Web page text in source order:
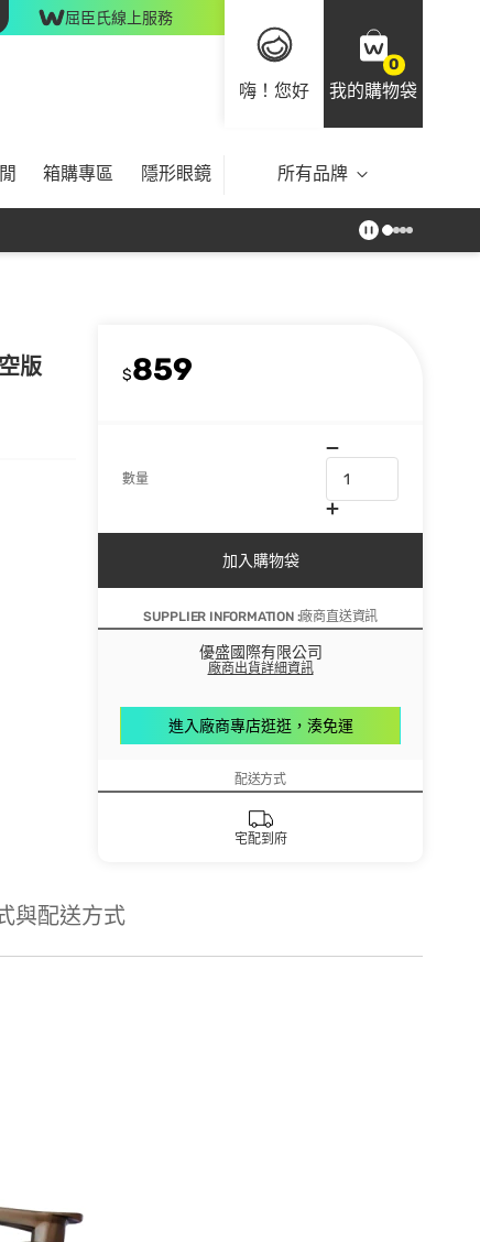
屈臣氏線上服務
嗨！您好
0
我的購物袋
箱購專區 隱形眼鏡 所有品牌
版
$859
數量
加入購物袋
SUPPLIER INFORMATION :廠商直送資訊
優盛國際有限公司
廠商出貨詳細資訊
進入廠商專店逛逛，湊免運
配送方式
宅配到府
與配送方式